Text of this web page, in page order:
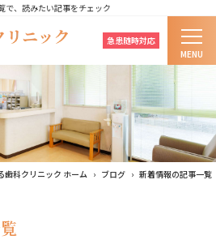
で、読みたい記事をチェック
急患随時対応
MENU
ホーム
科治療のコンセプト
じめての方へ
院長紹介
歯科クリニック ホーム ブログ 新着情報の記事一覧